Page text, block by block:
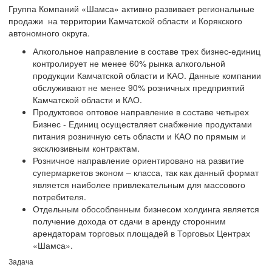
Группа Компаний «Шамса» активно развивает региональные
продажи на территории Камчатской области и Корякского
автономного округа.
Алкогольное направление в составе трех бизнес-единиц
контролирует не менее 60% рынка алкогольной
продукции Камчатской области и КАО. Данные компании
обслуживают не менее 90% розничных предприятий
Камчатской области и КАО.
Продуктовое оптовое направление в составе четырех
Бизнес - Единиц осуществляет снабжение продуктами
питания розничную сеть области и КАО по прямым и
эксклюзивным контрактам.
Розничное направление ориентировано на развитие
супермаркетов эконом – класса, так как данный формат
является наиболее привлекательным для массового
потребителя.
Отдельным обособленным бизнесом холдинга является
получение дохода от сдачи в аренду сторонним
арендаторам торговых площадей в Торговых Центрах
«Шамса».
Задача